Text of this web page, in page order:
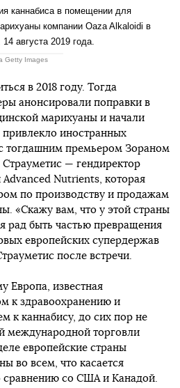
каннабиса в помещении для
компании Oaza Alkaloidi в
августа 2019 года.
Getty Images
в 2018 году. Тогда
анонсировали поправки в
марихуаны и начали
привлекло иностранных
тогдашним премьером Зораном
— гендиректор
Nutrients, которая
по производству и продажам
«Скажу вам, что у этой страны
рад быть частью превращения
европейских супердержав
после встречи.
Европа, известная
к здравоохранению и
к каннабису, до сих пор не
международной торговли
европейские страны
во всем, что касается
сравнению со США и Канадой.